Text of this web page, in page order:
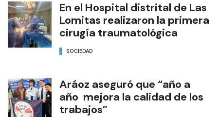
En el Hospital distrital de Las
Lomitas realizaron la primera
cirugía traumatológica
SOCIEDAD
Aráoz aseguró que “año a
año mejora la calidad de los
trabajos”